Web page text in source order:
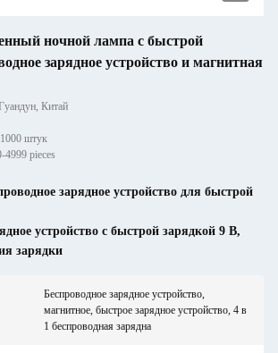
ночной лампа с быстрой
зарядное устройство и магнитная
Китай
штук
4999 pieces
зарядное устройство для быстрой
устройство с быстрой зарядкой 9 В,
зарядки
Беспроводное зарядное устройство,
магнитное, быстрое зарядное устройство, 4 в
1 беспроводная зарядна